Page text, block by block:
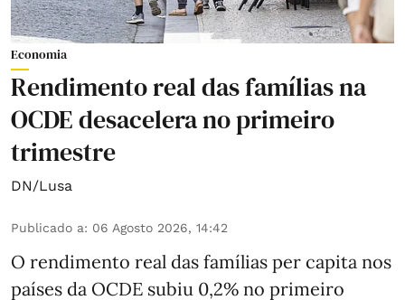
Economia
Rendimento real das famílias na
OCDE desacelera no primeiro
trimestre
DN/Lusa
Publicado a: 06 Agosto 2026, 14:42
O rendimento real das famílias per capita nos
países da OCDE subiu 0,2% no primeiro